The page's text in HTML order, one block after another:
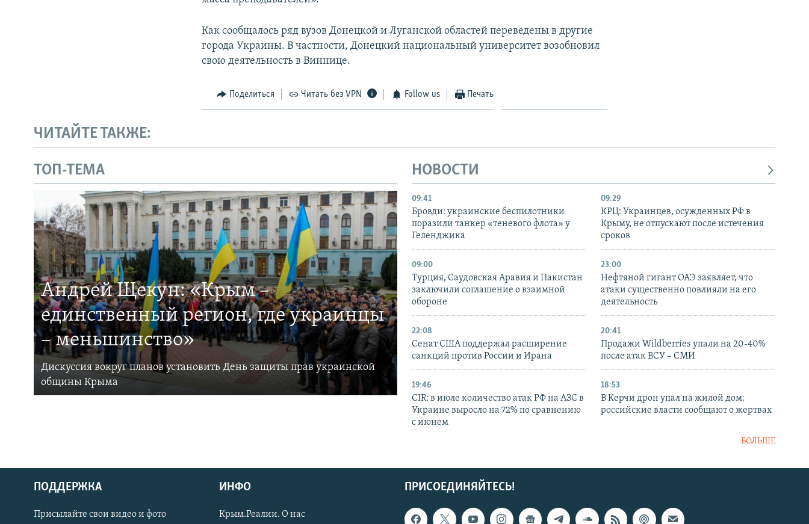
Українською
Как сообщалось ряд вузов Донецкой и Луганской областей переведены в другие
города Украины. В частности, Донецкий национальный университет возобновил
свою деятельность в Виннице.
Поделиться Читать без VPN Follow us Печать
ЧИТАЙТЕ ТАКЖЕ:
ТОП-ТЕМА
Андрей Щекун: «Крым –
единственный регион, где украинцы
– меньшинство»
Дискуссия вокруг планов установить День защиты прав украинской
общины Крыма
НОВОСТИ
09:41
Бровди: украинские беспилотники
поразили танкер «теневого флота» у
Геленджика
09:29
КРЦ: Украинцев, осужденных РФ в
Крыму, не отпускают после истечения
сроков
09:00
Турция, Саудовская Аравия и Пакистан
заключили соглашение о взаимной
обороне
23:00
Нефтяной гигант ОАЭ заявляет, что
атаки существенно повлияли на его
деятельность
22:08
Сенат США поддержал расширение
санкций против России и Ирана
20:41
Продажи Wildberries упали на 20-40%
после атак ВСУ – СМИ
19:46
CIR: в июле количество атак РФ на АЗС в
Украине выросло на 72% по сравнению
с июнем
18:53
В Керчи дрон упал на жилой дом:
российские власти сообщают о жертвах
БОЛЬШЕ
ПРИСОЕДИНЯЙТЕСЬ!
ПОДДЕРЖКА
Присылайте свои видео и фото
ИНФО
Крым.Реалии. О нас